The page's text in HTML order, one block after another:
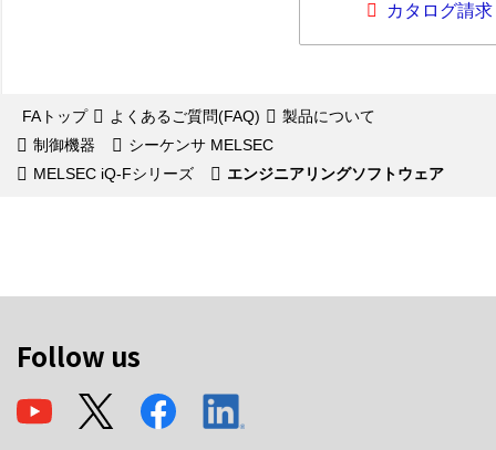
カタログ請求
FAトップ よくあるご質問(FAQ)
製品について
制御機器
シーケンサ MELSEC
MELSEC iQ-Fシリーズ
エンジニアリングソフトウェア
Follow us